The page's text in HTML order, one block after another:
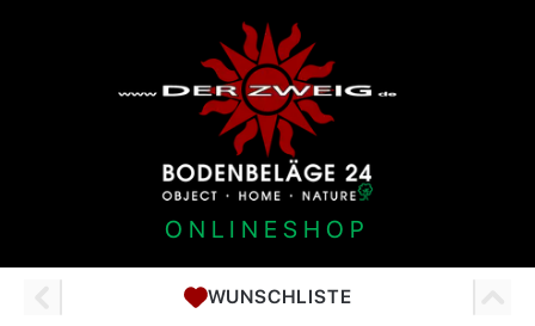
ONLINESHOP
WUNSCHLISTE